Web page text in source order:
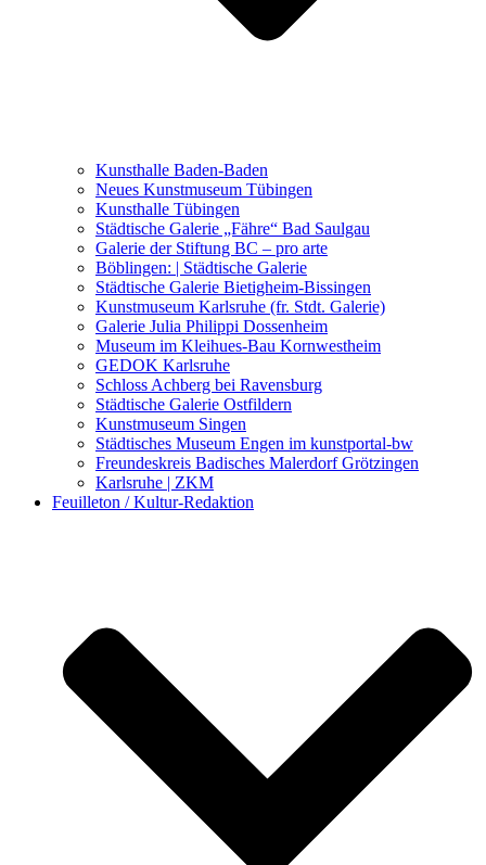
Was seither geschah
Kunstwettbewerbe, Ausschreibungen für Künstler
Kunsthalle Baden-Baden
Neues Kunstmuseum Tübingen
Kunsthalle Tübingen
Städtische Galerie „Fähre“ Bad Saulgau
Galerie der Stiftung BC – pro arte
Böblingen: | Städtische Galerie
Städtische Galerie Bietigheim-Bissingen
Kunstmuseum Karlsruhe (fr. Stdt. Galerie)
Galerie Julia Philippi Dossenheim
Museum im Kleihues-Bau Kornwestheim
GEDOK Karlsruhe
Schloss Achberg bei Ravensburg
Städtische Galerie Ostfildern
Kunstmuseum Singen
Städtisches Museum Engen im kunstportal-bw
Freundeskreis Badisches Malerdorf Grötzingen
Karlsruhe | ZKM
Feuilleton / Kultur-Redaktion